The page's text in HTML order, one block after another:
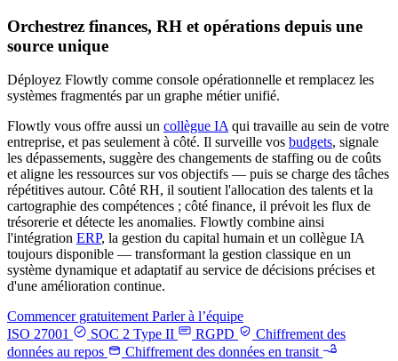
Orchestrez finances, RH et opérations depuis une
source unique
Déployez Flowtly comme console opérationnelle et remplacez les
systèmes fragmentés par un graphe métier unifié.
Flowtly vous offre aussi un collègue IA qui travaille au sein de votre
entreprise, et pas seulement à côté. Il surveille vos budgets, signale
les dépassements, suggère des changements de staffing ou de coûts
et aligne les ressources sur vos objectifs — puis se charge des tâches
répétitives autour. Côté RH, il soutient l'allocation des talents et la
cartographie des compétences ; côté finance, il prévoit les flux de
trésorerie et détecte les anomalies. Flowtly combine ainsi
l'intégration ERP, la gestion du capital humain et un collègue IA
toujours disponible — transformant la gestion classique en un
système dynamique et adaptatif au service de décisions précises et
d'une amélioration continue.
Commencer gratuitement Parler à l’équipe
ISO 27001
SOC 2 Type II RGPD
Chiffrement des
données au repos
Chiffrement des données en transit